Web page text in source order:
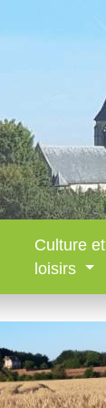
Culture et
loisirs